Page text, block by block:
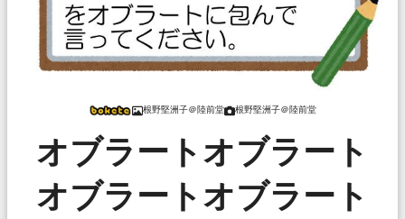
根野堅洲子＠陸前堂 根野堅洲子＠陸前堂
オブラートオブラート
オブラートオブラート